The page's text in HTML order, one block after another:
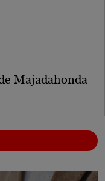
Majadahonda